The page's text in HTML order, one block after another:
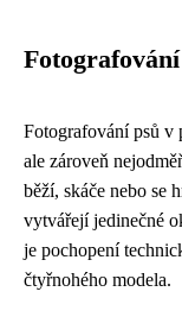
Fotografování psů v
ale zároveň
běží, skáče nebo se
vytvářejí jedinečné
je pochopení
čtyřnohého modela.